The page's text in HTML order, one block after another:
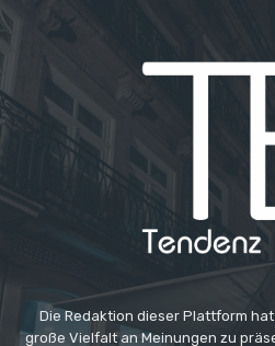
Die Redaktion dieser Plattform
große Vielfalt an Meinungen zu